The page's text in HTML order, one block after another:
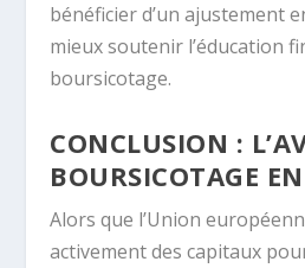
bénéficier d’un ajustement
mieux soutenir l’éducation
boursicotage.
CONCLUSION :
BOURSICOTAGE
Alors que l’Union
activement des capitaux